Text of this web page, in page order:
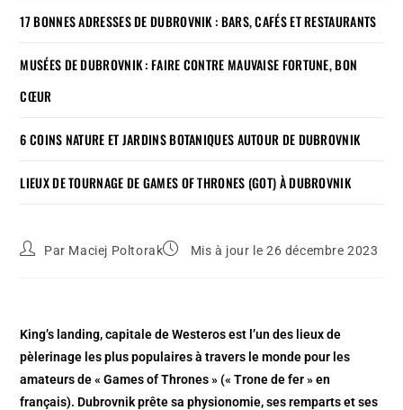
17 BONNES ADRESSES DE DUBROVNIK : BARS, CAFÉS ET RESTAURANTS
MUSÉES DE DUBROVNIK : FAIRE CONTRE MAUVAISE FORTUNE, BON
CŒUR
6 COINS NATURE ET JARDINS BOTANIQUES AUTOUR DE DUBROVNIK
LIEUX DE TOURNAGE DE GAMES OF THRONES (GOT) À DUBROVNIK
Par Maciej Poltorak Mis à jour le 26 décembre 2023
King’s landing, capitale de Westeros est l’un des lieux de
pèlerinage les plus populaires à travers le monde pour les
amateurs de « Games of Thrones » (« Trone de fer » en
français). Dubrovnik prête sa physionomie, ses remparts et ses